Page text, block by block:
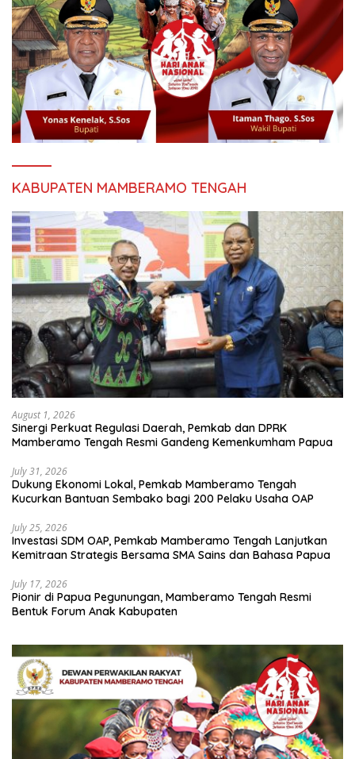
KABUPATEN MAMBERAMO TENGAH
August 1, 2026
Sinergi Perkuat Regulasi Daerah, Pemkab dan DPRK
Mamberamo Tengah Resmi Gandeng Kemenkumham Papua
July 31, 2026
Dukung Ekonomi Lokal, Pemkab Mamberamo Tengah
Kucurkan Bantuan Sembako bagi 200 Pelaku Usaha OAP
July 25, 2026
Investasi SDM OAP, Pemkab Mamberamo Tengah Lanjutkan
Kemitraan Strategis Bersama SMA Sains dan Bahasa Papua
July 17, 2026
Pionir di Papua Pegunungan, Mamberamo Tengah Resmi
Bentuk Forum Anak Kabupaten